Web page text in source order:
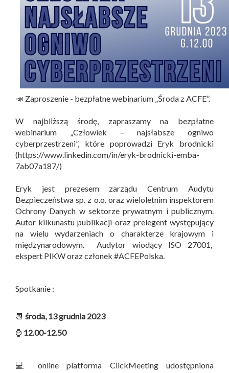
📣 Zaproszenie - bezpłatne webinarium „Środa z ACFE”.
W najbliższą środę, zapraszamy na bezpłatne
webinarium „Człowiek – najsłabsze ogniwo
cyberprzestrzeni”, które poprowadzi Eryk brodnicki
(https://www.linkedin.com/in/eryk-brodnicki-emba-
7ab07a187/)
Eryk jest prezesem zarządu Centrum Audytu
Bezpieczeństwa sp. z o.o. oraz wieloletnim inspektorem
Ochrony Danych w sektorze prywatnym i publicznym.
Autor kilkunastu publikacji oraz prelegent występujący
na wielu wydarzeniach o charakterze krajowym i
międzynarodowym. Audytor wiodący ISO 27001,
ekspert PIKW oraz członek #ACFEPolska.
Spotkanie :
📆 środa, 13 grudnia 2023
⌚ 12.00-12.50
💻 online platforma ClickMeeting udostępniona